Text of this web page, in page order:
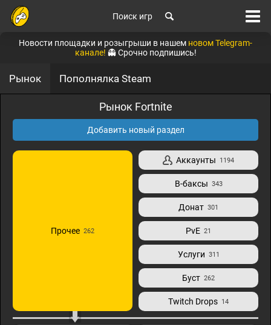
Поиск игр
Новости площадки и розыгрыши в нашем новом Telegram-
канале! 👻 Срочно подпишись!
Рынок Пополнялка Steam
Рынок Fortnite
Добавить новый раздел
Прочее 262
Аккаунты 1194
В-баксы 343
Донат 301
PvE 21
Услуги 311
Буст 262
Twitch Drops 14